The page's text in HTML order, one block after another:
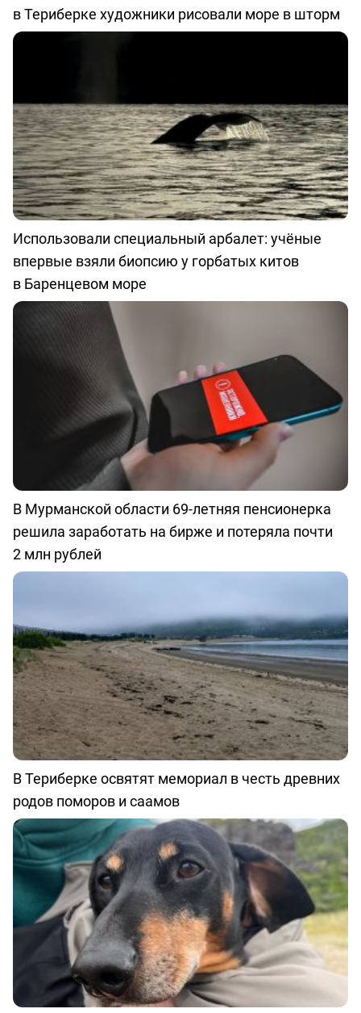
в Териберке художники рисовали море в шторм
Использовали специальный арбалет: учёные
впервые взяли биопсию у горбатых китов
в Баренцевом море
В Мурманской области 69-летняя пенсионерка
решила заработать на бирже и потеряла почти
2 млн рублей
В Териберке освятят мемориал в честь древних
родов поморов и саамов